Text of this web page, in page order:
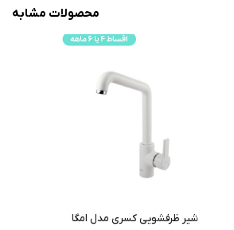
محصولات مشابه
شیر ظرفشویی کسری مدل امگا